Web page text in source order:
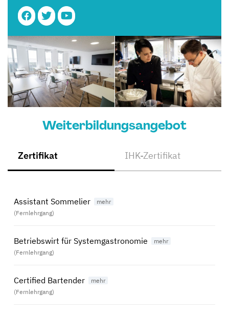
Weiterbildungsangebot
Zertifikat IHK-Zertifikat
Assistant Sommelier
(Fernlehrgang)
Betriebswirt für Systemgastronomie
(Fernlehrgang)
Certified Bartender
(Fernlehrgang)